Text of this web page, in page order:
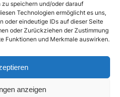
speichern und/oder darauf
Technologien ermöglicht es uns,
oder eindeutige IDs auf dieser Seite
oder Zurückziehen der Zustimmung
Funktionen und Merkmale auswirken.
anzeigen
Lizenzvereinbarung (EN)
Geschäftsbedingungen
Deinstallieren
Cookie-Richtlinie
· Alle Rechte vorbehalten.